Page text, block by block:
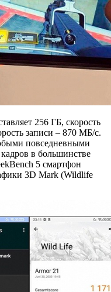
256 ГБ, скорость
записи – 870 МБ/с.
повседневными
в большинстве
5 смартфон
3D Mark (Wildlife